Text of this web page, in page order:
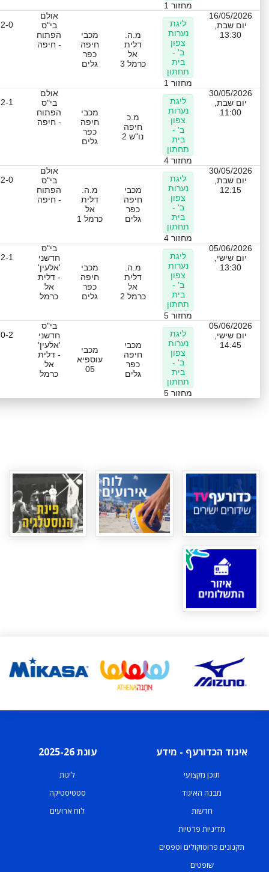
מחזור 1
16/05/2026
יום שבת,
13:30
ליגת
נערות
צפון
ב' -
בית
תחתון
מחזור 1
מ.ה.
דלית
אל
כרמל 3
מכבי
חיפה
כפר
גלים
אולם
בי"ס
הפתוח
- חיפה
2-0
30/05/2026
יום שבת,
11:00
ליגת
נערות
צפון
ב' -
בית
תחתון
מחזור 4
מ.כ
חיפה
נו"ש 2
מכבי
חיפה
כפר
גלים
אולם
בי"ס
הפתוח
- חיפה
2-1
30/05/2026
יום שבת,
12:15
ליגת
נערות
צפון
ב' -
בית
תחתון
מחזור 4
מכבי
חיפה
כפר
גלים
מ.ה.
דלית
אל
כרמל 1
אולם
בי"ס
הפתוח
- חיפה
2-0
05/06/2026
יום שישי,
13:30
ליגת
נערות
צפון
ב' -
בית
תחתון
מחזור 5
מ.ה.
דלית
אל
כרמל 2
מכבי
חיפה
כפר
גלים
בי"ס
חדשני
'אלעין'
- דלית
אל
כרמל
2-1
05/06/2026
יום שישי,
14:45
ליגת
נערות
צפון
ב' -
בית
תחתון
מחזור 5
מכבי
חיפה
כפר
גלים
מכבי
עוספיא
05
בי"ס
חדשני
'אלעין'
- דלית
אל
כרמל
0-2
איגוד הכדורעף - מידע
תוכן מקצועי
מבנה האיגוד
חדשות
מדיניות פרטיות
תקנונים פרוטוקולים וטפסים
שופטים
עונת 2025-26
ליגות
סטטיסטיקה
לוח ארועים